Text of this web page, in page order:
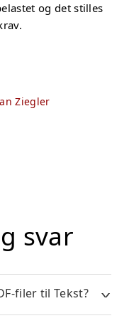
og det stilles
Ziegler
svar
filer til Tekst?